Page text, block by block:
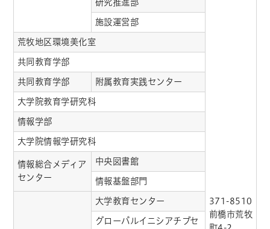
371-8510
前橋市荒牧
研究推進部
施設運営部
荒牧地区環境美化室
共同教育学部
共同教育学部 附属教育実践センター
大学院教育学研究科
情報学部
大学院情報学研究科
情報総合メディア
センター
中央図書館
情報基盤部門
大学教育センター
グローバルイニシアチブセ